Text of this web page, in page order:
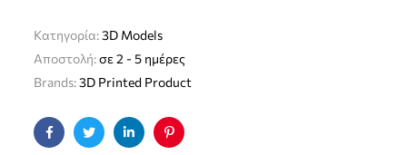
Κατηγορία:3D Models
Αποστολή:σε 2 - 5 ημέρες
Brands:3D Printed Product
FacebookTwitterLinkedinPinterest